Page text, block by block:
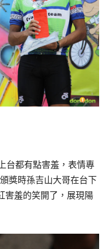
台都有點害羞，表情專
獎時孫吉山大哥在台下
害羞的笑開了，展現陽